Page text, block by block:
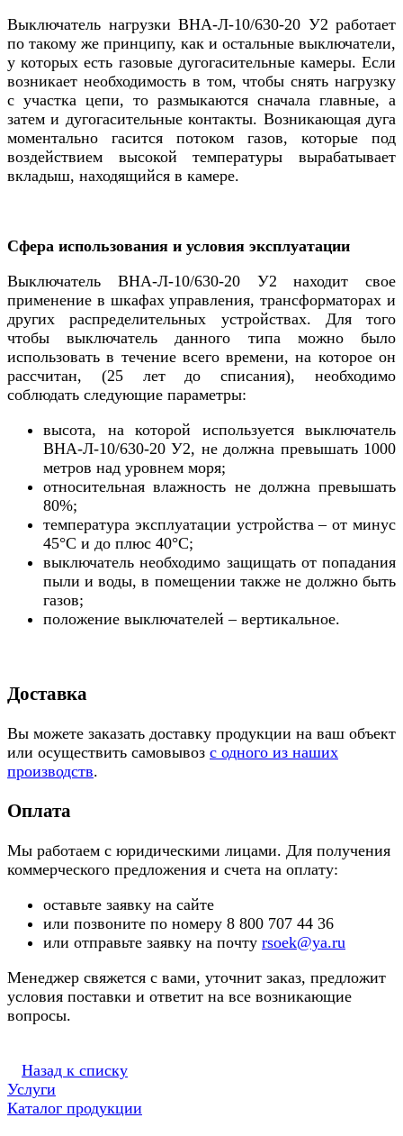
Выключатель нагрузки ВНА-Л-10/630-20 У2 работает
по такому же принципу, как и остальные выключатели,
у которых есть газовые дугогасительные камеры. Если
возникает необходимость в том, чтобы снять нагрузку
с участка цепи, то размыкаются сначала главные, а
затем и дугогасительные контакты. Возникающая дуга
моментально гасится потоком газов, которые под
воздействием высокой температуры вырабатывает
вкладыш, находящийся в камере.
Сфера использования и условия эксплуатации
Выключатель ВНА-Л-10/630-20 У2 находит свое
применение в шкафах управления, трансформаторах и
других распределительных устройствах. Для того
чтобы выключатель данного типа можно было
использовать в течение всего времени, на которое он
рассчитан, (25 лет до списания), необходимо
соблюдать следующие параметры:
высота, на которой используется выключатель
ВНА-Л-10/630-20 У2, не должна превышать 1000
метров над уровнем моря;
относительная влажность не должна превышать
80%;
температура эксплуатации устройства – от минус
45°C и до плюс 40°C;
выключатель необходимо защищать от попадания
пыли и воды, в помещении также не должно быть
газов;
положение выключателей – вертикальное.
Доставка
Вы можете заказать доставку продукции на ваш объект
или осуществить самовывоз с одного из наших
производств.
Оплата
Мы работаем с юридическими лицами. Для получения
коммерческого предложения и счета на оплату:
оставьте заявку на сайте
или позвоните по номеру 8 800 707 44 36
или отправьте заявку на почту rsoek@ya.ru
Менеджер свяжется с вами, уточнит заказ, предложит
условия поставки и ответит на все возникающие
вопросы.
Назад к списку
Услуги
Каталог продукции